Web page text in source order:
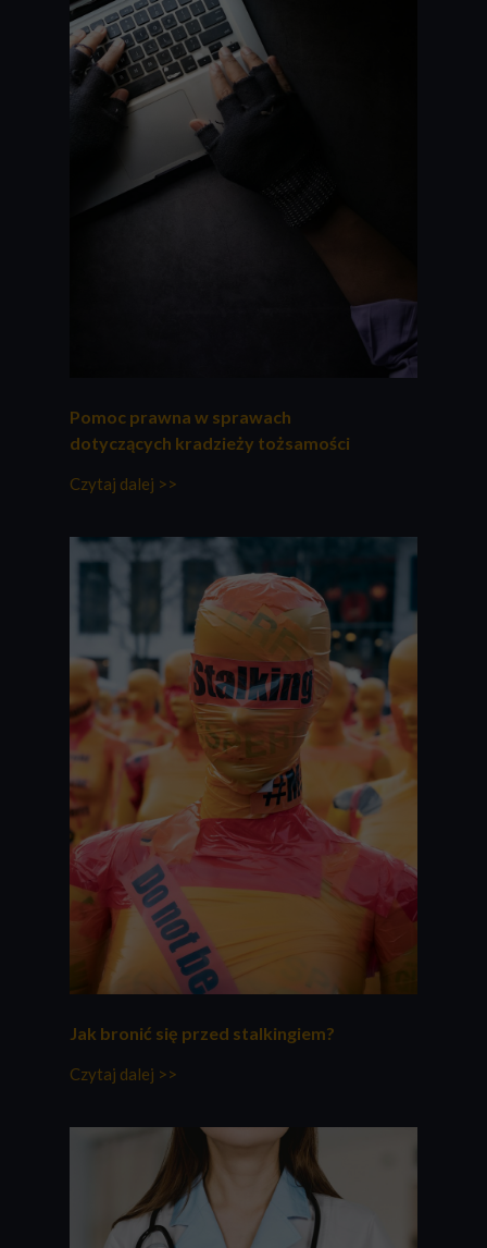
Pomoc prawna w sprawach
dotyczących kradzieży tożsamości
Czytaj dalej >>
Jak bronić się przed stalkingiem?
Czytaj dalej >>